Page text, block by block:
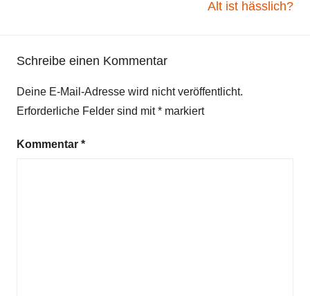
Alt ist hässlich?
Schreibe einen Kommentar
Deine E-Mail-Adresse wird nicht veröffentlicht.
Erforderliche Felder sind mit* markiert
Kommentar *